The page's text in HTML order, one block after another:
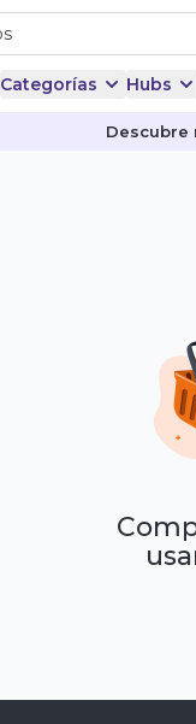
Categorías Hubs
Descubre